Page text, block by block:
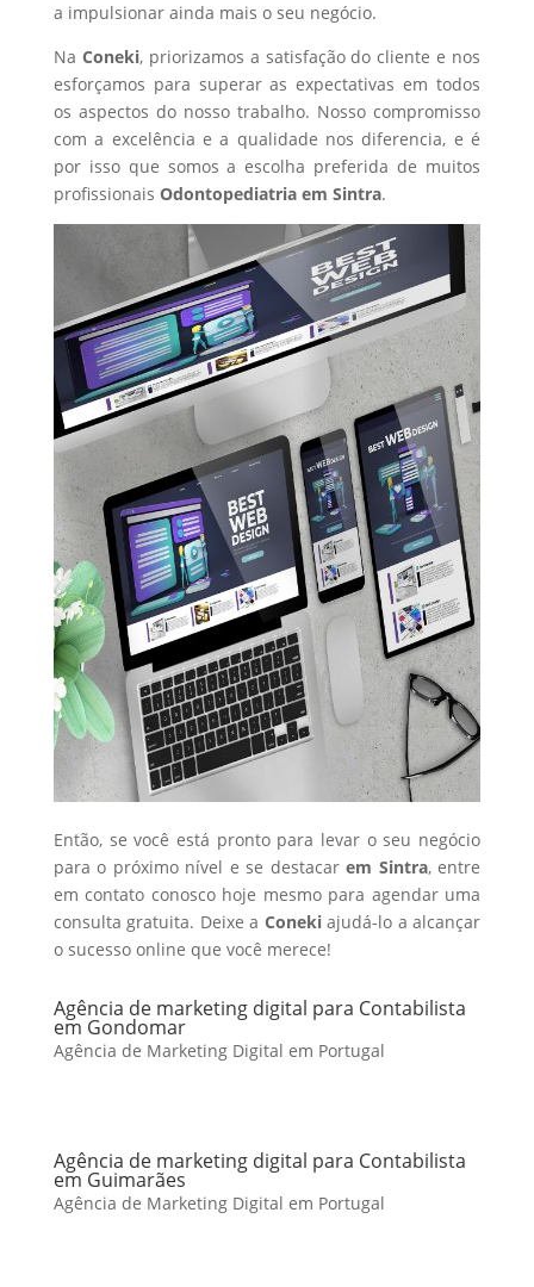
a impulsionar ainda mais o seu negócio.
Na Coneki, priorizamos a satisfação do cliente e nos
esforçamos para superar as expectativas em todos
os aspectos do nosso trabalho. Nosso compromisso
com a excelência e a qualidade nos diferencia, e é
por isso que somos a escolha preferida de muitos
profissionais Odontopediatriaem Sintra.
Então, se você está pronto para levar o seu negócio
para o próximo nível e se destacarem Sintra, entre
em contato conosco hoje mesmo para agendar uma
consulta gratuita. Deixe a Conekiajudá-lo a alcançar
o sucesso online que você merece!
Agência de marketing digital para Contabilista
em Gondomar
Agência de Marketing Digital em Portugal
Agência de marketing digital para Contabilista
em Guimarães
Agência de Marketing Digital em Portugal